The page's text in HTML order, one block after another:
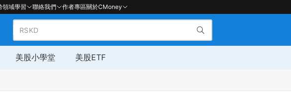
領域學習 聯絡我們 作者專區關於CMoney
美股小學堂 美股ETF